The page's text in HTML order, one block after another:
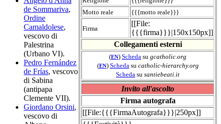
Motto reale
{{{motto reale}}}
Firma
[[File:
{{{firma}}}|150x150px]]
Collegamenti esterni
(EN) Scheda su gcatholic.org
(EN) Scheda su catholic-hierarchy.org
Scheda su santiebeati.it
Invito all'ascolto
Firma autografa
[[File:{{{FirmaAutografa}}}|250px]]
de Sommariva,
Ordine
Camaldolese,
vescovo di
Palestrina
(Urbano VI).
Pedro Fernández
de Frías, vescovo
di Sabina
(antipapa
Clemente VII).
Giordano Orsini,
vescovo di